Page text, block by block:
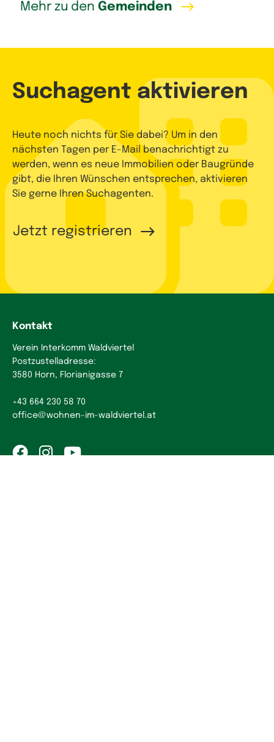
Mehr zu den Gemeinden
Suchagent aktivieren
Heute noch nichts für Sie dabei? Um in den
nächsten Tagen per E-Mail benachrichtigt zu
werden, wenn es neue Immobilien oder Baugründe
gibt, die Ihren Wünschen entsprechen, aktivieren
Sie gerne Ihren Suchagenten.
Jetzt registrieren
Kontakt
Verein Interkomm Waldviertel
Postzustelladresse:
3580 Horn, Florianigasse 7
+43 664 230 58 70
office@wohnen-im-waldviertel.at